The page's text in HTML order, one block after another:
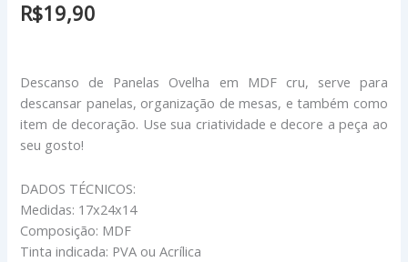
R$19,90
Descanso de Panelas Ovelha em MDF cru, serve para
descansar panelas, organização de mesas, e também como
item de decoração. Use sua criatividade e decore a peça ao
seu gosto!
DADOS TÉCNICOS:
Medidas: 17x24x14
Composição: MDF
Tinta indicada: PVA ou Acrílica